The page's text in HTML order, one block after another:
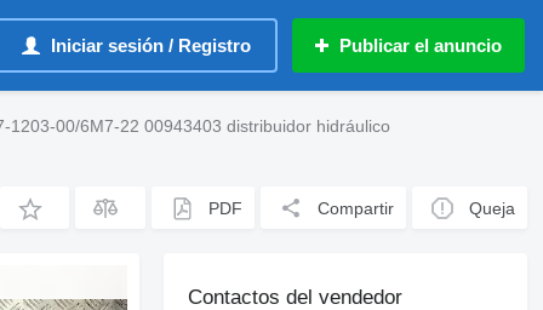
Iniciar sesión / Registro Publicar el anuncio
1203-00/6M7-22 00943403 distribuidor hidráulico
PDF Compartir Queja
Contactos del vendedor